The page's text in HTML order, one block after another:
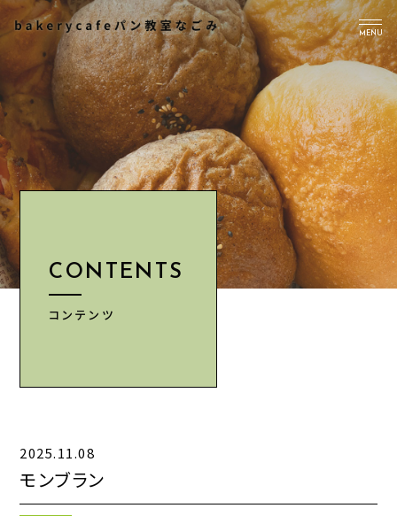
MENU
TOP
PICK UP
ABOUT US
Instagram
CONTENTS
NEWS
CONTACT
お知らせ一覧
CONTENTS
コンテンツ
2025.11.08
モンブラン